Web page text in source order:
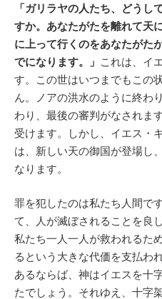
「ガリラヤの人たち、どうし
すか。あなたがたを離れて天
に上って行くのをあなたがた
でになります。」 これは、イ
す。この世はいつまでもこの
ん。ノアの洪水のように終わ
わり、最後の審判がなされま
受けます。しかし、イエス・
は、新しい天の御国が登場し
なります。
罪を犯したのは私たち人間で
て、人が滅ぼされることを良
私たち一人一人が救われるた
るという大きな代価を支払わ
あるならば、神はイエスを十
たでしょう。それゆえ、十字